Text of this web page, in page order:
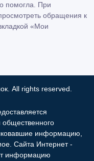
помогла. При
обращения к
«Мои
All rights reserved.
общественного
информацию,
Сайта Интернет -
информацию